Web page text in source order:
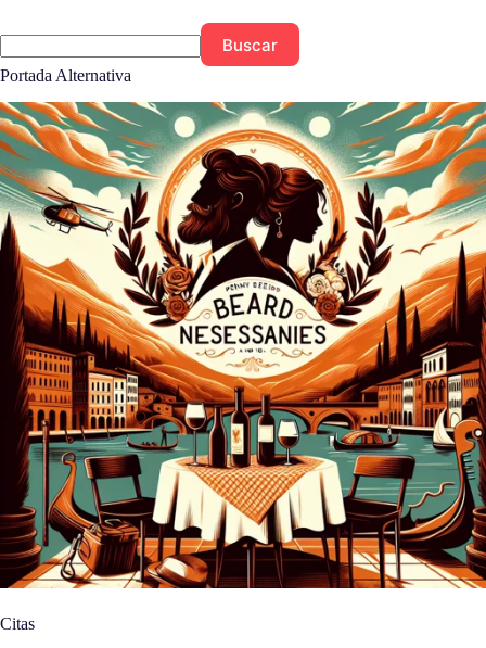
Buscar
Portada Alternativa
Citas